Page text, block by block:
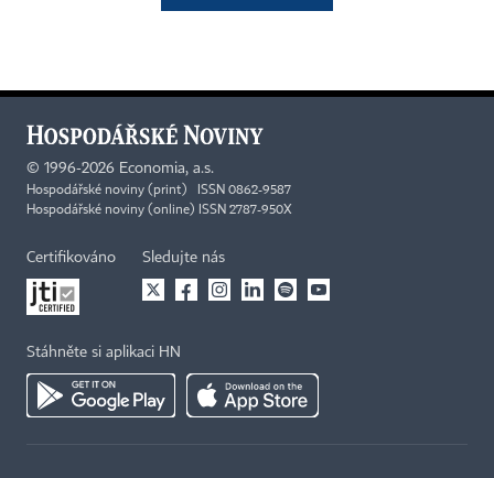
© 1996-2026 Economia, a.s.
Hospodářské noviny (print) ISSN 0862-9587
Hospodářské noviny (online) ISSN 2787-950X
Certifikováno Sledujte nás
Stáhněte si aplikaci HN